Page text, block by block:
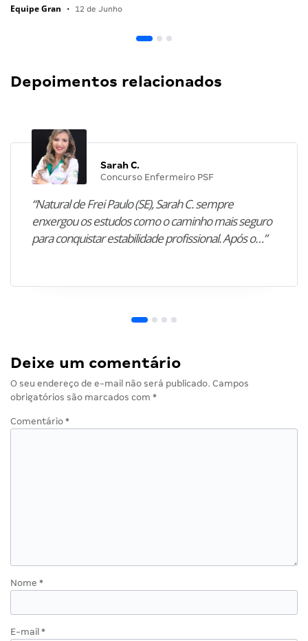
Equipe Gran • 12 de Junho
Depoimentos relacionados
Sarah C.
Concurso Enfermeiro PSF
“Natural de Frei Paulo (SE), Sarah C. sempre
enxergou os estudos como o caminho mais seguro
para conquistar estabilidade profissional. Após o…”
Deixe um comentário
O seu endereço de e-mail não será publicado. Campos
obrigatórios são marcados com *
Comentário *
Nome *
E-mail *